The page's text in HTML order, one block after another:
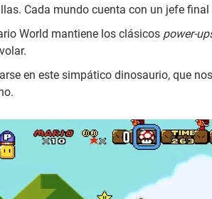
Cada mundo cuenta con un jefe
World mantiene los clásicos power-
en este simpático dinosaurio, que